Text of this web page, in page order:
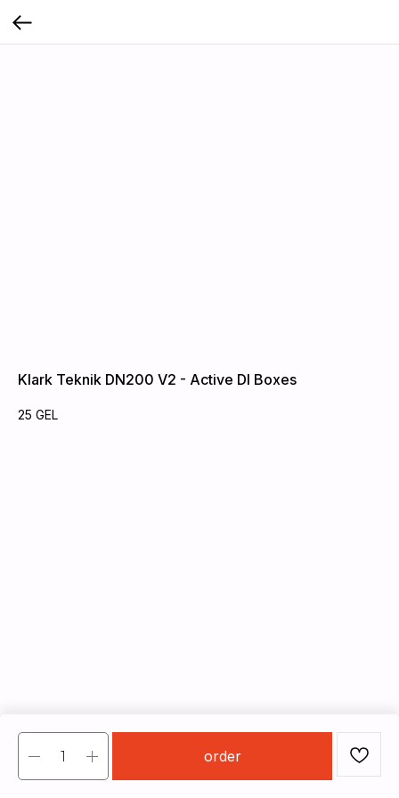
Klark Teknik DN200 V2 - Active DI Boxes
25 GEL
order